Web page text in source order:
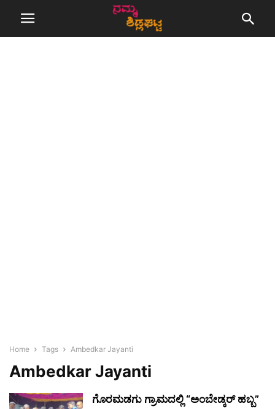
Home Tags Ambedkar Jayanti
Ambedkar Jayanti
ಗೊರಮಡಗು ಗ್ರಾಮದಲ್ಲಿ “ಅಂಬೇಡ್ಕರ್ ಹಬ್ಬ”